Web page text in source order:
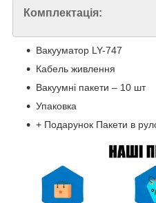
Комплектація:
Вакууматор LY-747
Кабель живлення
Вакуумні пакети – 10 шт
Упаковка
+ Подарунок Пакети в